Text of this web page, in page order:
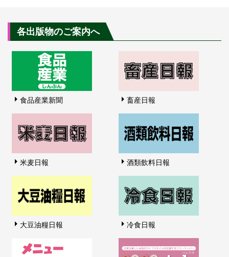
各出版物のご案内へ
食品産業新聞 畜産日報
米麦日報 酒類飲料日報
大豆油糧日報 冷食日報